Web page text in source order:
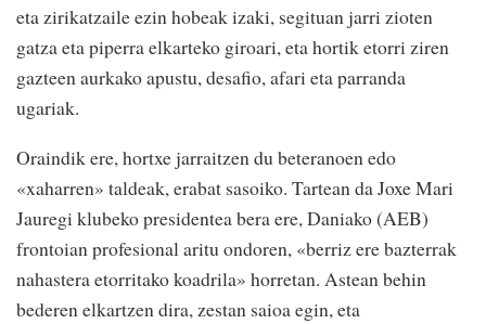
eta zirikatzaile ezin hobeak izaki, segituan jarri zioten
gatza eta piperra elkarteko giroari, eta hortik etorri ziren
gazteen aurkako apustu, desafio, afari eta parranda
ugariak.
Oraindik ere, hortxe jarraitzen du beteranoen edo
«xaharren» taldeak, erabat sasoiko. Tartean da Joxe Mari
Jauregi klubeko presidentea bera ere, Daniako (AEB)
frontoian profesional aritu ondoren, «berriz ere bazterrak
nahastera etorritako koadrila» horretan. Astean behin
bederen elkartzen dira, zestan saioa egin, eta